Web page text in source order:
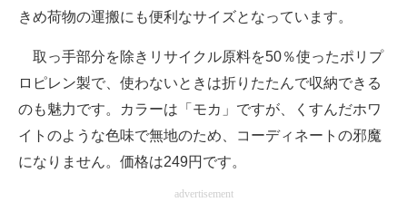
きめ荷物の運搬にも便利なサイズとなっています。
取っ手部分を除きリサイクル原料を50％使ったポリプ
ロピレン製で、使わないときは折りたたんで収納できる
のも魅力です。カラーは「モカ」ですが、くすんだホワ
イトのような色味で無地のため、コーディネートの邪魔
になりません。価格は249円です。
advertisement